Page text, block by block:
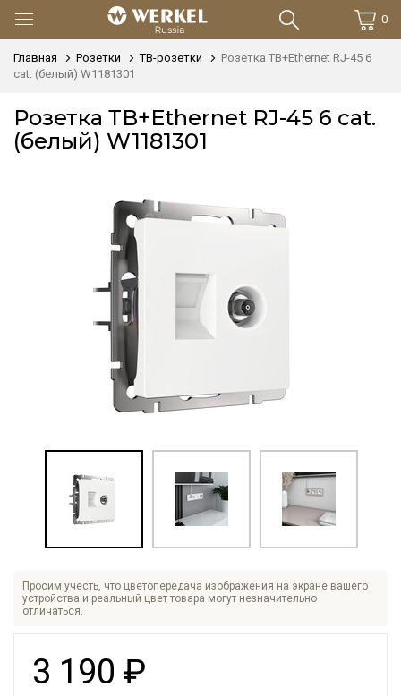
0
Главная Розетки ТВ-розетки
Розетка ТВ+Ethernet RJ-45 6
cat. (белый) W1181301
Розетка ТВ+Ethernet RJ-45 6 cat.
(белый) W1181301
Просим учесть, что цветопередача изображения на экране вашего
устройства и реальный цвет товара могут незначительно
отличаться.
3 190 ₽